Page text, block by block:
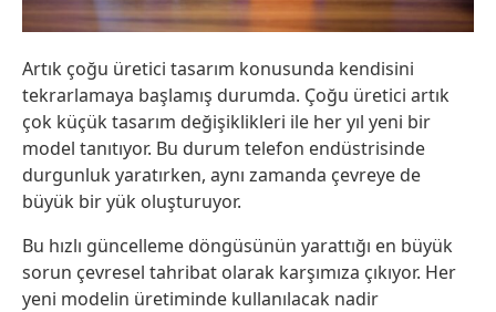
Artık çoğu üretici tasarım konusunda kendisini
tekrarlamaya başlamış durumda. Çoğu üretici artık
çok küçük tasarım değişiklikleri ile her yıl yeni bir
model tanıtıyor. Bu durum telefon endüstrisinde
durgunluk yaratırken, aynı zamanda çevreye de
büyük bir yük oluşturuyor.
Bu hızlı güncelleme döngüsünün yarattığı en büyük
sorun çevresel tahribat olarak karşımıza çıkıyor. Her
yeni modelin üretiminde kullanılacak nadir